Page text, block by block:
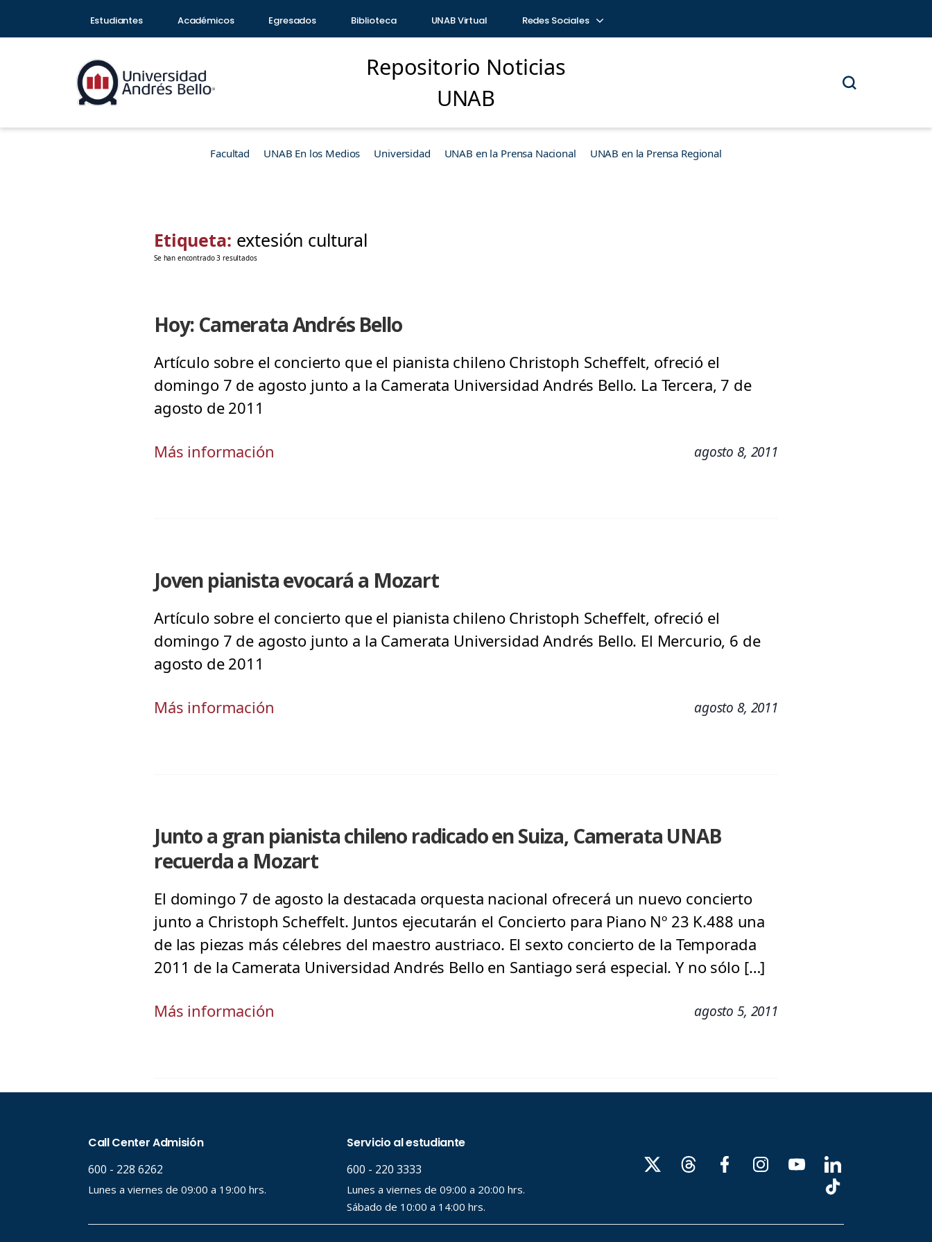
Estudiantes Académicos Egresados Biblioteca UNAB Virtual Redes Sociales
Repositorio Noticias
UNAB
Facultad UNAB En los Medios Universidad UNAB en la Prensa Nacional UNAB en la Prensa Regional
Etiqueta: extesión cultural
Se han encontrado 3 resultados
Hoy: Camerata Andrés Bello
Artículo sobre el concierto que el pianista chileno Christoph Scheffelt, ofreció el
domingo 7 de agosto junto a la Camerata Universidad Andrés Bello. La Tercera, 7 de
agosto de 2011
Más información agosto 8, 2011
Joven pianista evocará a Mozart
Artículo sobre el concierto que el pianista chileno Christoph Scheffelt, ofreció el
domingo 7 de agosto junto a la Camerata Universidad Andrés Bello. El Mercurio, 6 de
agosto de 2011
Más información agosto 8, 2011
Junto a gran pianista chileno radicado en Suiza, Camerata UNAB
recuerda a Mozart
El domingo 7 de agosto la destacada orquesta nacional ofrecerá un nuevo concierto
junto a Christoph Scheffelt. Juntos ejecutarán el Concierto para Piano Nº 23 K.488 una
de las piezas más célebres del maestro austriaco. El sexto concierto de la Temporada
2011 de la Camerata Universidad Andrés Bello en Santiago será especial. Y no sólo […]
Más información agosto 5, 2011